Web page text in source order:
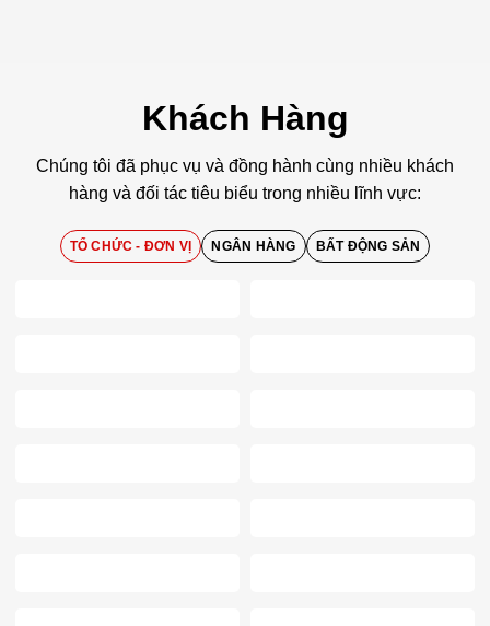
Khách Hàng
Chúng tôi đã phục vụ và đồng hành cùng nhiều khách
hàng và đối tác tiêu biểu trong nhiều lĩnh vực:
TỔ CHỨC - ĐƠN VỊ NGÂN HÀNG BẤT ĐỘNG SẢN